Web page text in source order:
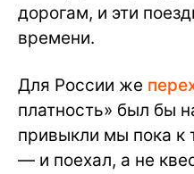
дорогам, и эти
времени.
Для России же
платность» был бы
привыкли мы пока к
— и поехал, а не